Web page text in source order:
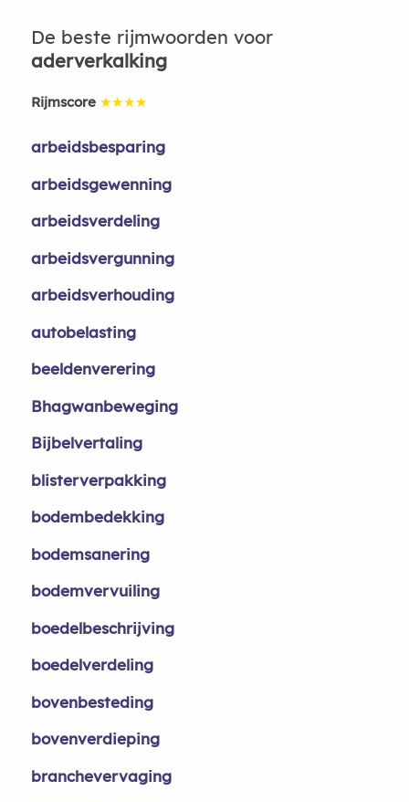
De beste rijmwoorden voor
aderverkalking
Rijmscore ★★★★
arbeidsbesparing
arbeidsgewenning
arbeidsverdeling
arbeidsvergunning
arbeidsverhouding
autobelasting
beeldenverering
Bhagwanbeweging
Bijbelvertaling
blisterverpakking
bodembedekking
bodemsanering
bodemvervuiling
boedelbeschrijving
boedelverdeling
bovenbesteding
bovenverdieping
branchevervaging